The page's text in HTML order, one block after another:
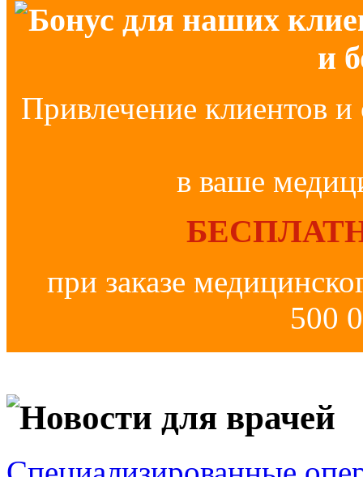
Бонус для наших
и
Привлечение клиентов и
в ваше
при заказе
500
Новости для врачей